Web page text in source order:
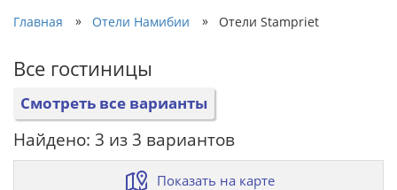
Главная » Отели Намибии » Отели Stampriet
Все гостиницы
Смотреть все варианты
Найдено: 3 из 3 вариантов
Показать на карте